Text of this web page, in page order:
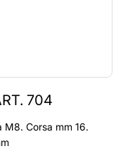
704
M8. Corsa mm 16.